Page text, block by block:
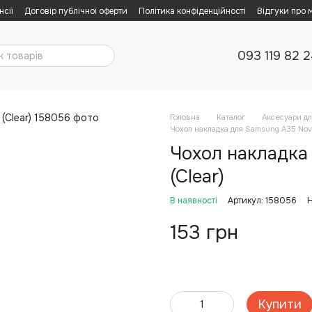
Договір публічної оферти Політика конфіденційності Відгуки про
093 119 82
Головна Каталог
Аксесуари
Чохол накладка для Samsung A35
Чохол
(Clear)
В наявності Артикул: 158056
153 грн
Купити